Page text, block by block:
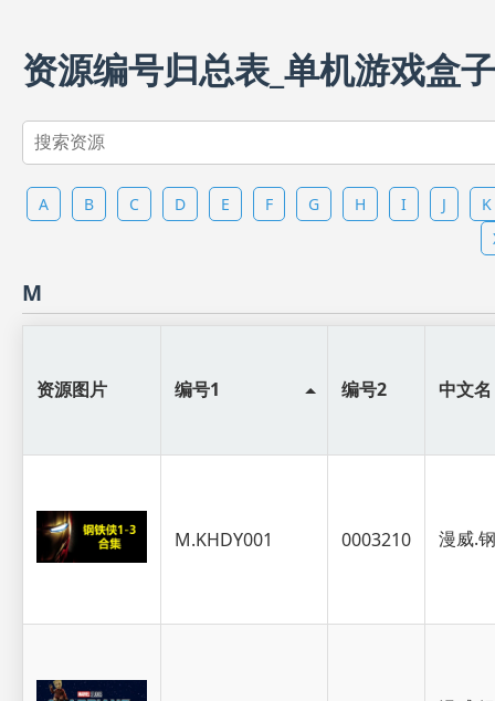
资源编号归总表_单机游戏盒
A B C D E F G H I J
K
M
资源图片 编号1 编号2 中文名
M.KHDY001 0003210 漫威.